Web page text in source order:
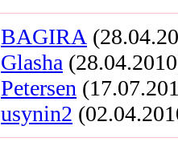
BAGIRA
Glasha
Petersen
usynin2